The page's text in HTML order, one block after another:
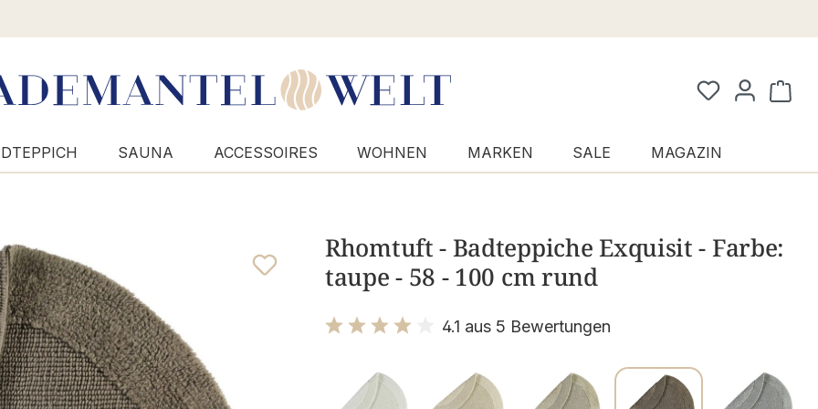
SAUNA ACCESSOIRES WOHNEN MARKEN SALE MAGAZIN
Rhomtuft - Badteppiche Exquisit - Farbe:
taupe - 58 - 100 cm rund
4.1 aus 5 Bewertungen